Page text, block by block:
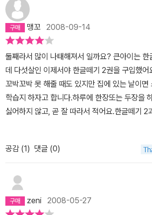
맹꼬 2008-09-14
둘째라서 많이 나태해져서 일까요? 큰아이는 한
데 다섯살인 이제서야 한글떼기 2권을 구입했어
꼬박꼬박 못 해줄 때도 있지만 집에 있는 날이면
학습지 하자고 합니다.하루에 한장또는 두장을
싫어하지 않고, 곧 잘 따라서 적어요.한글떼기 2
과저을 빨리 끝내고 싶어서 야단입니다.한글떼
글떼기 문제 없을 것 같아요.
공감 (1) 댓글 (0)
zeni 2008-05-27